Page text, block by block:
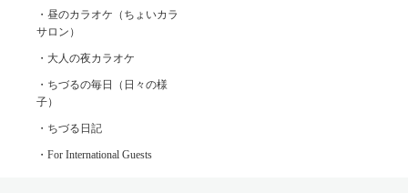
・昼のカラオケ（ちょいカラ
サロン）
・大人の夜カラオケ
・ちづるの毎日（日々の様
子）
・ちづる日記
・For International Guests